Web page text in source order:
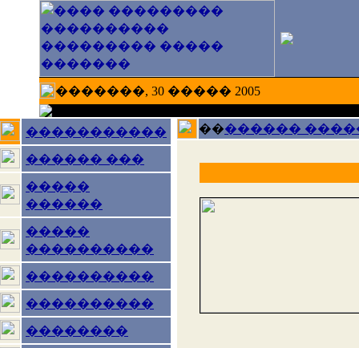
�������, 30 ����� 2005
�����������
������ ���
�����
������
�����
����������
����������
����������
��������
��������